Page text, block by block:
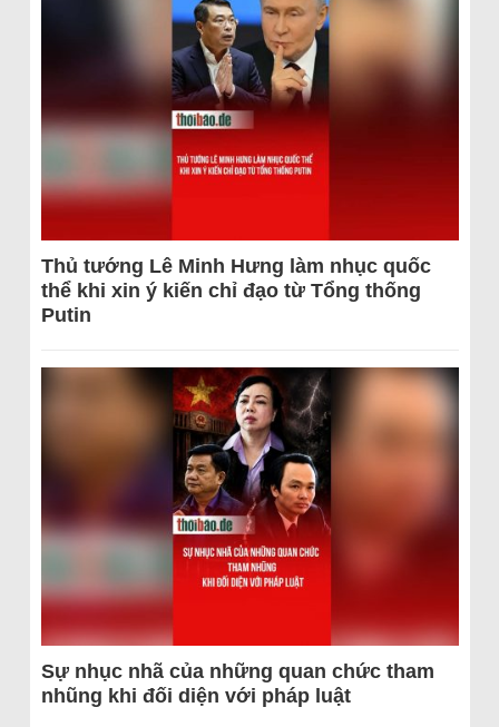
Thủ tướng Lê Minh Hưng làm nhục quốc
thể khi xin ý kiến chỉ đạo từ Tổng thống
Putin
Sự nhục nhã của những quan chức tham
nhũng khi đối diện với pháp luật